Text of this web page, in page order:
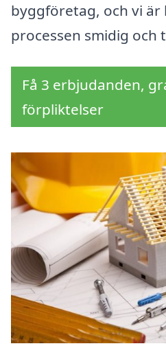
byggföretag, och vi
processen smidig och
Få 3 erbjudanden,
förpliktelser